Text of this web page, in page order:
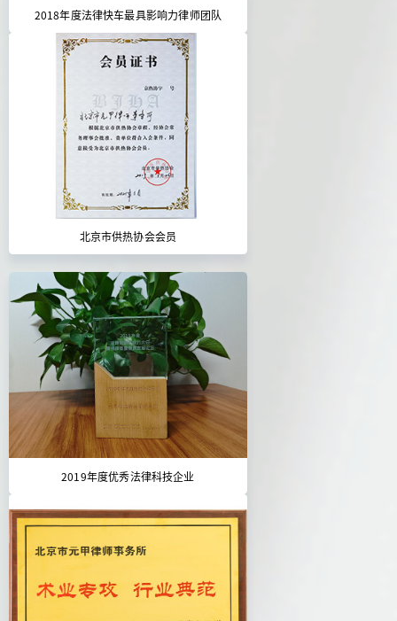
2018年度法律快车最具影响力律师团队
北京市供热协会会员
2019年度优秀法律科技企业